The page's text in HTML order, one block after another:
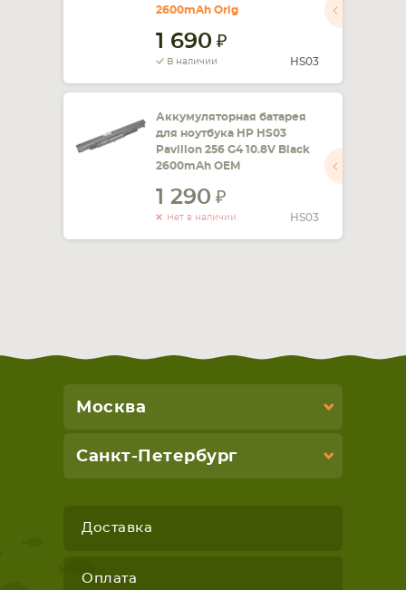
2600mAh Orig
1 690
В наличии HS03
Аккумуляторная батарея
для ноутбука HP HS03
Pavilion 256 G4 10.8V Black
2600mAh OEM
1 290
Нет в наличии HS03
Москва
Санкт-Петербург
Доставка
Оплата